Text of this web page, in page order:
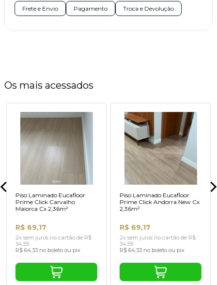
Frete e Envio Pagamento Troca e Devolução
Os mais acessados
Piso Laminado Eucafloor
Prime Click Carvalho
Maiorca Cx 2,36m²
R$ 69,17
2x sem juros no cartão de R$
34,59
R$ 64,33 no boleto ou pix
Piso Laminado Eucafloor
Prime Click Andorra New Cx
2,36m²
R$ 69,17
2x sem juros no cartão de R$
34,59
R$ 64,33 no boleto ou pix